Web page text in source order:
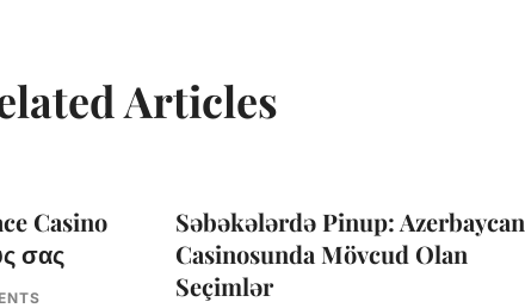
Articles
Casino
σας
Səbəkələrdə Pinup: Azerbaycan
Casinosunda Mövcud Olan
Seçimlər